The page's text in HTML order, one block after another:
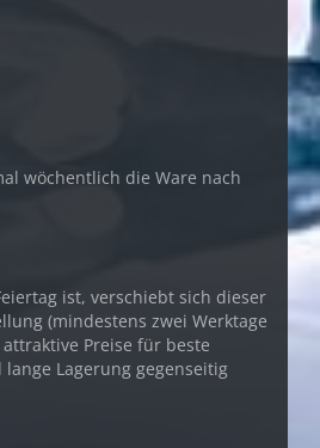
wöchentlich die Ware nach
ist, verschiebt sich dieser
(mindestens zwei Werktage
Preise für beste
Lagerung gegenseitig